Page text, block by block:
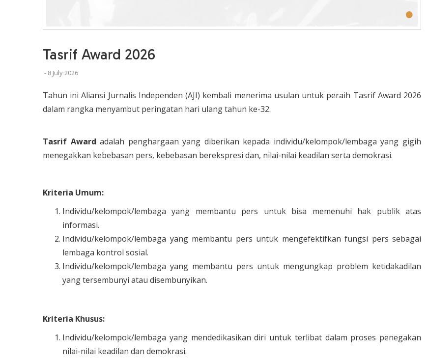
•
Tasrif Award 2026
- 8 July 2026
Tahun ini Aliansi Jurnalis Independen (AJI) kembali menerima usulan untuk peraih Tasrif Award 2026
dalam rangka menyambut peringatan hari ulang tahun ke-32.
Tasrif Award adalah penghargaan yang diberikan kepada individu/kelompok/lembaga yang gigih
menegakkan kebebasan pers, kebebasan berekspresi dan, nilai-nilai keadilan serta demokrasi.
Kriteria Umum:
Individu/kelompok/lembaga yang membantu pers untuk bisa memenuhi hak publik atas
informasi.
Individu/kelompok/lembaga yang membantu pers untuk mengefektifkan fungsi pers sebagai
lembaga kontrol sosial.
Individu/kelompok/lembaga yang membantu pers untuk mengungkap problem ketidakadilan
yang tersembunyi atau disembunyikan.
Kriteria Khusus:
Individu/kelompok/lembaga yang mendedikasikan diri untuk terlibat dalam proses penegakan
nilai-nilai keadilan dan demokrasi.